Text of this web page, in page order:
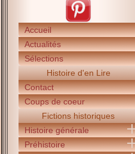
Accueil
Actualités
Sélections
Histoire d'en Lire
Contact
Coups de coeur
Fictions historiques
Histoire générale
Préhistoire